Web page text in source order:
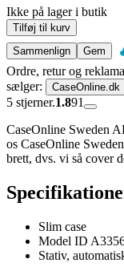
Ikke på lager i butik
Tilføj til kurv
Sammenlign
Gem
Ordre, retur og
sælger:
CaseOnline.dk
5 stjerner.1.891
CaseOnline Sweden
os CaseOnline
brett, dvs. vi så cover
Slim case
Model ID
Stativ,